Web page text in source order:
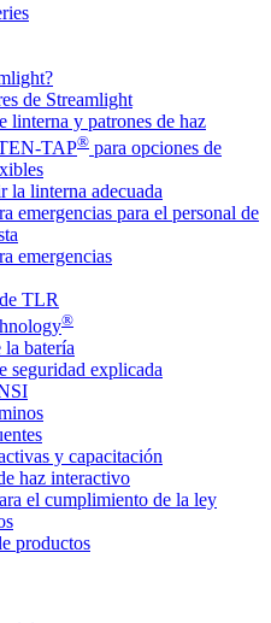
de Streamlight
linterna y patrones de haz
TAP® para opciones de
la linterna adecuada
emergencias para el personal de
emergencias
TLR
®
batería
seguridad explicada
y capacitación
haz interactivo
el cumplimiento de la ley
productos